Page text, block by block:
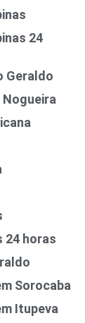
24
Geraldo
24 horas
Sorocaba
Itupeva